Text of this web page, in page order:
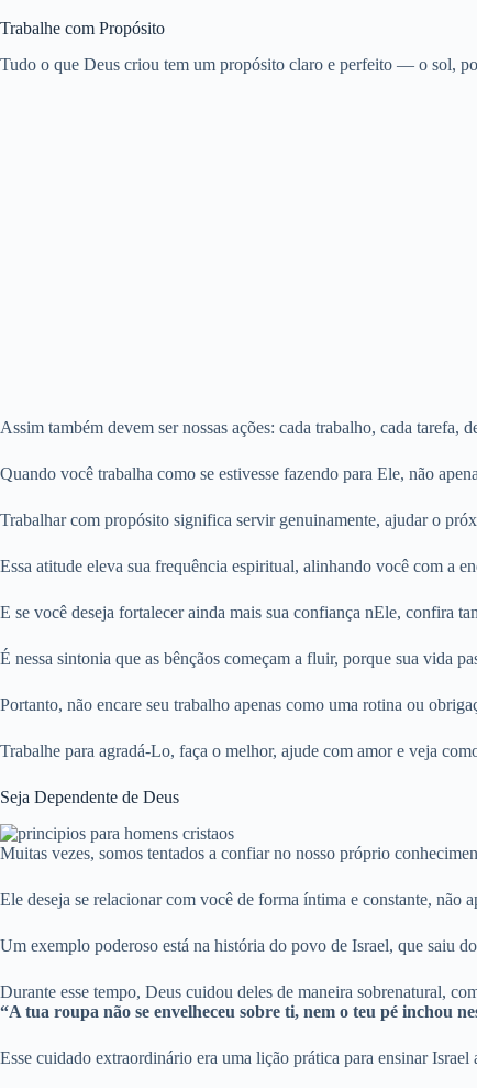
Trabalhe com Propósito
Tudo o que Deus criou tem um propósito claro e perfeito — o sol,
Assim também devem ser nossas ações: cada trabalho, cada
Quando você trabalha como se estivesse fazendo para Ele, não
Trabalhar com propósito significa servir genuinamente, ajudar o
Essa atitude eleva sua frequência espiritual, alinhando você com a
E se você deseja fortalecer ainda mais sua confiança nEle, confira
É nessa sintonia que as bênçãos começam a fluir, porque sua vida
Portanto, não encare seu trabalho apenas como uma rotina ou
Trabalhe para agradá-Lo, faça o melhor, ajude com amor e veja
Seja Dependente de Deus
Muitas vezes, somos tentados a confiar no nosso próprio
Ele deseja se relacionar com você de forma íntima e constante, não
Um exemplo poderoso está na história do povo de Israel, que saiu
Durante esse tempo, Deus cuidou deles de maneira sobrenatural,
“A tua roupa não se envelheceu sobre ti, nem o teu pé inchou
Esse cuidado extraordinário era uma lição prática para ensinar